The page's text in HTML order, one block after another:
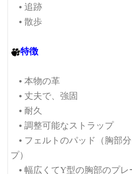
• 追跡
• 散歩
特徴
• 本物の革
• 丈夫で、強固
• 耐久
• 調整可能なストラップ
• フェルトのパッド（胸部
プ）
• 幅広くてY型の胸部のプレ